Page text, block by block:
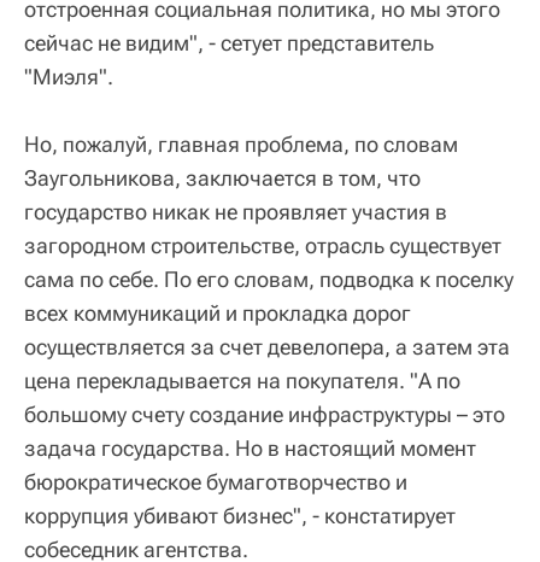
отстроенная социальная политика, но мы этого
сейчас не видим", - сетует представитель
"Миэля".
Но, пожалуй, главная проблема, по словам
Заугольникова, заключается в том, что
государство никак не проявляет участия в
загородном строительстве, отрасль существует
сама по себе. По его словам, подводка к поселку
всех коммуникаций и прокладка дорог
осуществляется за счет девелопера, а затем эта
цена перекладывается на покупателя. "А по
большому счету создание инфраструктуры – это
задача государства. Но в настоящий момент
бюрократическое бумаготворчество и
коррупция убивают бизнес", - констатирует
собеседник агентства.